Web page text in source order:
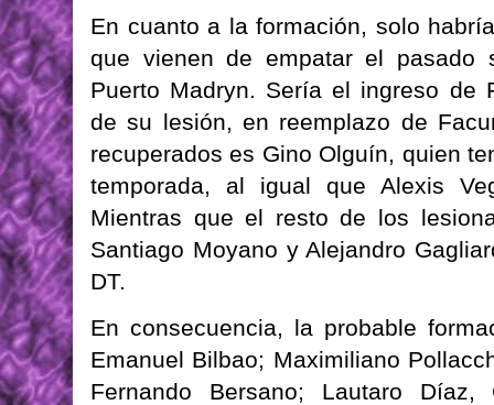
En cuanto a la formación, solo
que vienen de empatar el pasado
Puerto Madryn. Sería el ingreso de
de su lesión, en reemplazo de
recuperados es Gino Olguín, quien
temporada, al igual que Alexis
Mientras que el resto de los
Santiago Moyano y Alejandro
DT.
En consecuencia, la probable
Emanuel Bilbao; Maximiliano
Fernando Bersano; Lautaro Díaz,